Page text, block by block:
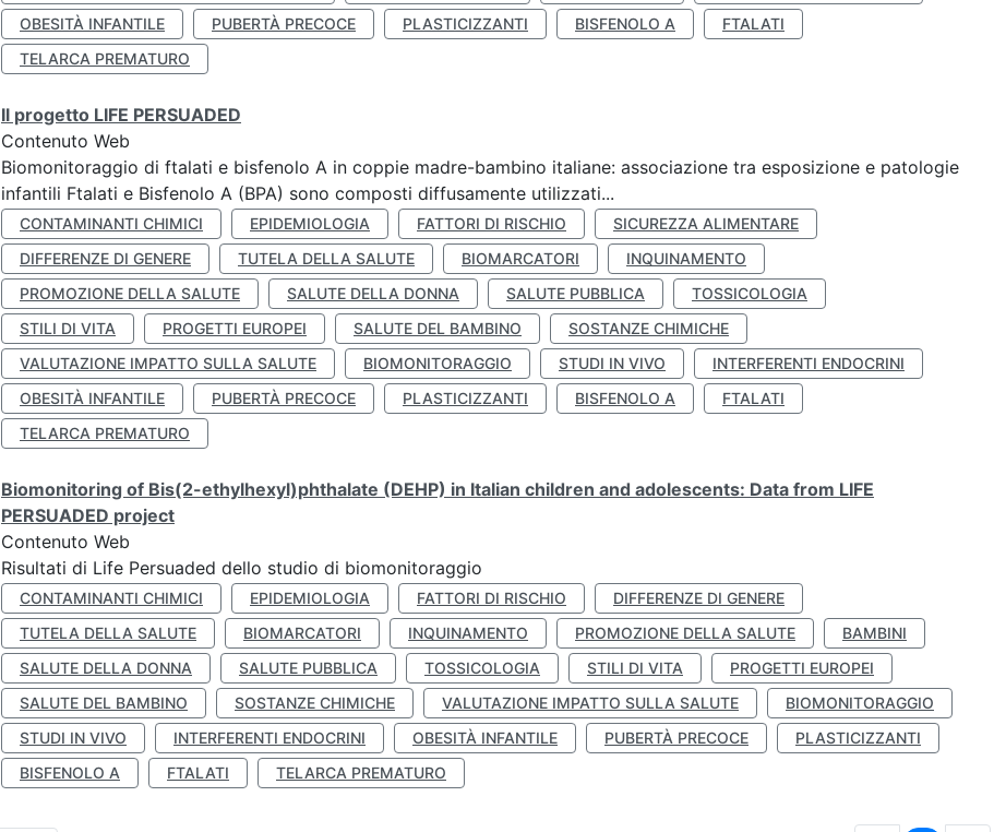
OBESITÀ INFANTILE
PUBERTÀ PRECOCE PLASTICIZZANTI BISFENOLO A
FTALATI
TELARCA PREMATURO
Il progetto LIFE PERSUADED
Contenuto Web
Biomonitoraggio di ftalati e bisfenolo A in coppie madre-bambino italiane: associazione tra esposizione e patologie
infantili Ftalati e Bisfenolo A (BPA) sono composti diffusamente utilizzati...
CONTAMINANTI CHIMICI EPIDEMIOLOGIA FATTORI DI RISCHIO
SICUREZZA ALIMENTARE
DIFFERENZE DI GENERE
TUTELA DELLA SALUTE BIOMARCATORI
INQUINAMENTO
PROMOZIONE DELLA SALUTE
SALUTE DELLA DONNA SALUTE PUBBLICA
TOSSICOLOGIA
STILI DI VITA
PROGETTI EUROPEI SALUTE DEL BAMBINO
SOSTANZE CHIMICHE
VALUTAZIONE IMPATTO SULLA SALUTE
BIOMONITORAGGIO STUDI IN VIVO
INTERFERENTI ENDOCRINI
OBESITÀ INFANTILE
PUBERTÀ PRECOCE PLASTICIZZANTI BISFENOLO A
FTALATI
TELARCA PREMATURO
Biomonitoring of Bis(2-ethylhexyl)phthalate (DEHP) in Italian children and adolescents: Data from LIFE
PERSUADED project
Contenuto Web
Risultati di Life Persuaded dello studio di biomonitoraggio
CONTAMINANTI CHIMICI EPIDEMIOLOGIA FATTORI DI RISCHIO
DIFFERENZE DI GENERE
TUTELA DELLA SALUTE
BIOMARCATORI INQUINAMENTO PROMOZIONE DELLA SALUTE
BAMBINI
SALUTE DELLA DONNA
SALUTE PUBBLICA TOSSICOLOGIA STILI DI VITA
PROGETTI EUROPEI
SALUTE DEL BAMBINO
SOSTANZE CHIMICHE VALUTAZIONE IMPATTO SULLA SALUTE
BIOMONITORAGGIO
STUDI IN VIVO
INTERFERENTI ENDOCRINI OBESITÀ INFANTILE PUBERTÀ PRECOCE
PLASTICIZZANTI
BISFENOLO A
FTALATI TELARCA PREMATURO